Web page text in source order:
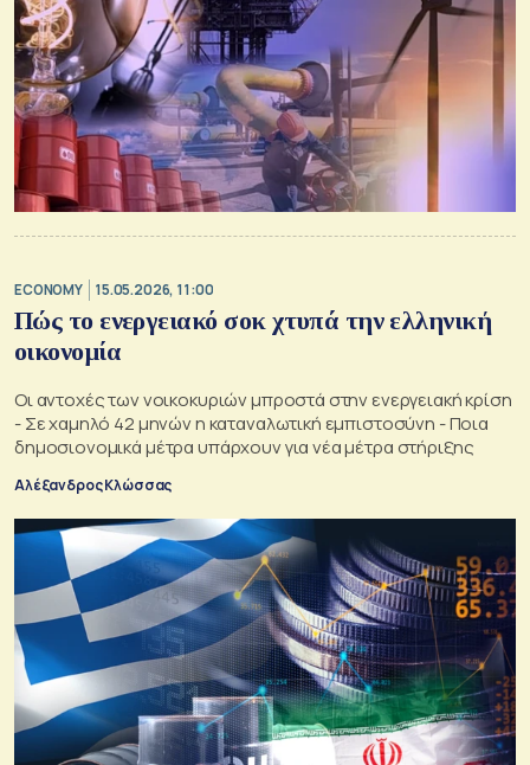
ECONOMY 15.05.2026, 11:00
Πώς το ενεργειακό σοκ χτυπά την ελληνική
οικονομία
Οι αντοχές των νοικοκυριών μπροστά στην ενεργειακή κρίση
- Σε χαμηλό 42 μηνών η καταναλωτική εμπιστοσύνη - Ποια
δημοσιονομικά μέτρα υπάρχουν για νέα μέτρα στήριξης
Αλέξανδρος Κλώσσας